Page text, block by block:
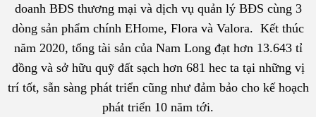
doanh BĐS thương mại và dịch vụ quản lý BĐS cùng 3
dòng sản phẩm chính EHome, Flora và Valora. Kết thúc
năm 2020, tổng tài sản của Nam Long đạt hơn 13.643 tỉ
đồng và sở hữu quỹ đất sạch hơn 681 hec ta tại những vị
trí tốt, sẵn sàng phát triển cũng như đảm bảo cho kế hoạch
phát triển 10 năm tới.